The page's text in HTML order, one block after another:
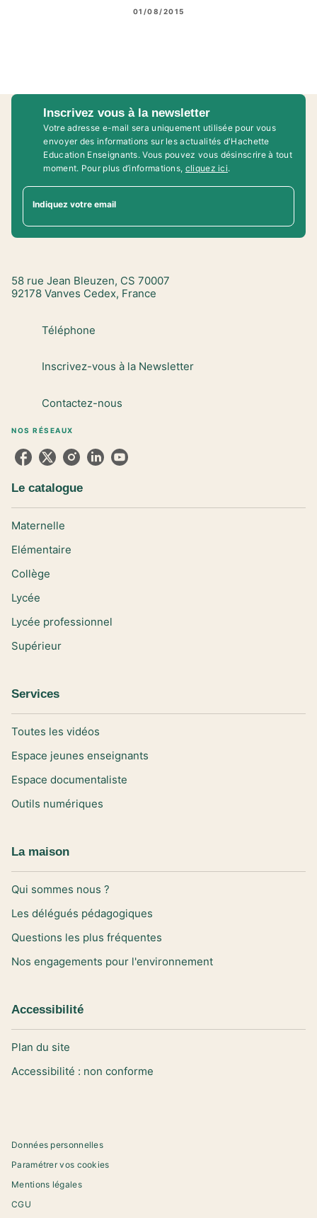
01/08/2015
Inscrivez vous à la newsletter
Votre adresse e-mail sera uniquement utilisée pour vous
envoyer des informations sur les actualités d'Hachette
Education Enseignants. Vous pouvez vous désinscrire à tout
moment. Pour plus d’informations, cliquez ici.
Indiquez votre email
58 rue Jean Bleuzen, CS 70007
92178 Vanves Cedex, France
Téléphone
Inscrivez-vous à la Newsletter
Contactez-nous
NOS RÉSEAUX
Le catalogue
Maternelle
Elémentaire
Collège
Lycée
Lycée professionnel
Supérieur
Services
Toutes les vidéos
Espace jeunes enseignants
Espace documentaliste
Outils numériques
La maison
Qui sommes nous ?
Les délégués pédagogiques
Questions les plus fréquentes
Nos engagements pour l'environnement
Accessibilité
Plan du site
Accessibilité : non conforme
Données personnelles
Paramétrer vos cookies
Mentions légales
CGU